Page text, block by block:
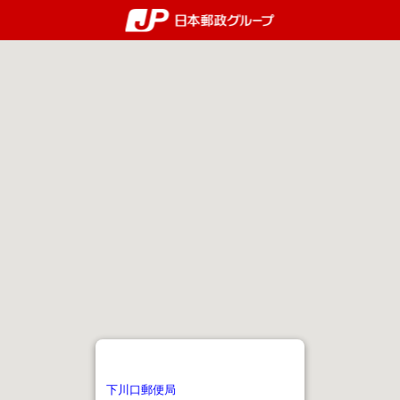
郵便局・日本郵政グループ
下川口郵便局